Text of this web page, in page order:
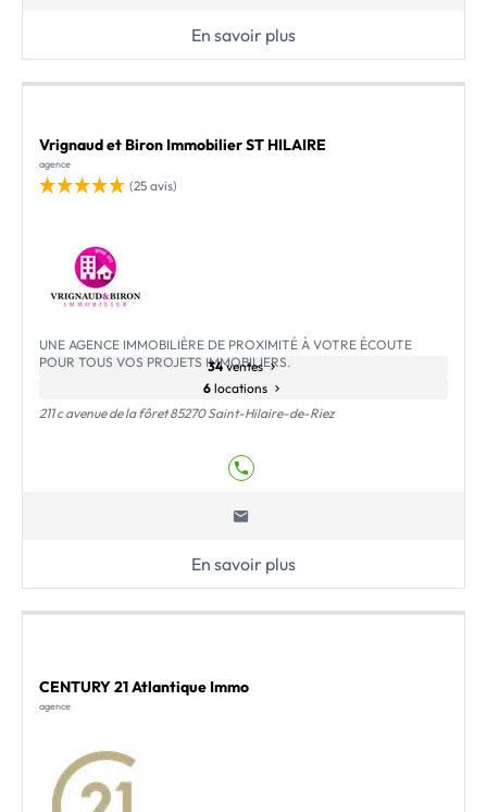
En savoir plus
Vrignaud et Biron Immobilier ST HILAIRE
agence
(25 avis)
UNE AGENCE IMMOBILIÈRE DE PROXIMITÉ À VOTRE ÉCOUTE
POUR TOUS VOS PROJETS IMMOBILIERS.
34ventes
6 locations
211 c avenue de la fôret 85270 Saint-Hilaire-de-Riez
En savoir plus
CENTURY 21 Atlantique Immo
agence